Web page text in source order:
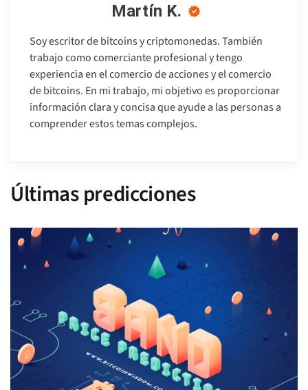
Martín K.
Soy escritor de bitcoins y criptomonedas. También
trabajo como comerciante profesional y tengo
experiencia en el comercio de acciones y el comercio
de bitcoins. En mi trabajo, mi objetivo es proporcionar
información clara y concisa que ayude a las personas a
comprender estos temas complejos.
Últimas predicciones